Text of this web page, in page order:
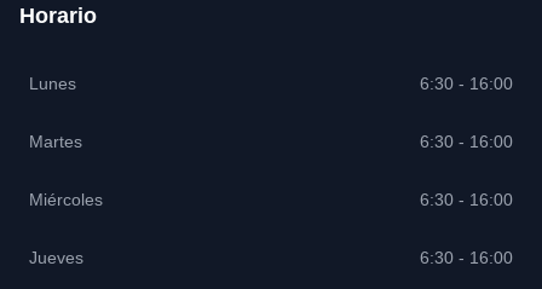
Horario
Lunes 6:30 - 16:00
Martes 6:30 - 16:00
Miércoles 6:30 - 16:00
Jueves 6:30 - 16:00